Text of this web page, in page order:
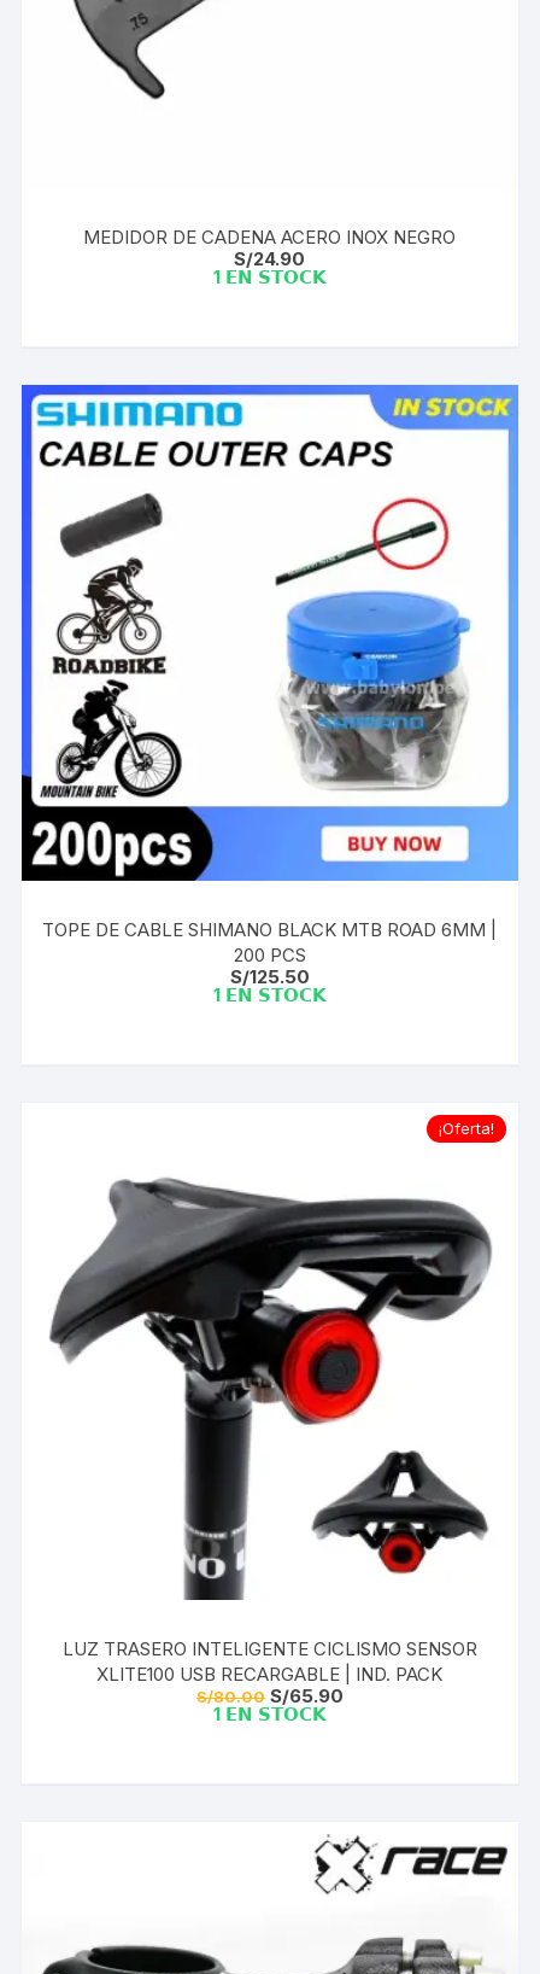
MEDIDOR DE CADENA ACERO INOX NEGRO
S/24.90
1 𝗘𝗡 𝗦𝗧𝗢𝗖𝗞
TOPE DE CABLE SHIMANO BLACK MTB ROAD 6MM |
200 PCS
S/125.50
1 𝗘𝗡 𝗦𝗧𝗢𝗖𝗞
¡Oferta!
LUZ TRASERO INTELIGENTE CICLISMO SENSOR
XLITE100 USB RECARGABLE | IND. PACK
S/80.00 El
precio
S/65.90El
1 𝗘𝗡 𝗦𝗧𝗢𝗖𝗞